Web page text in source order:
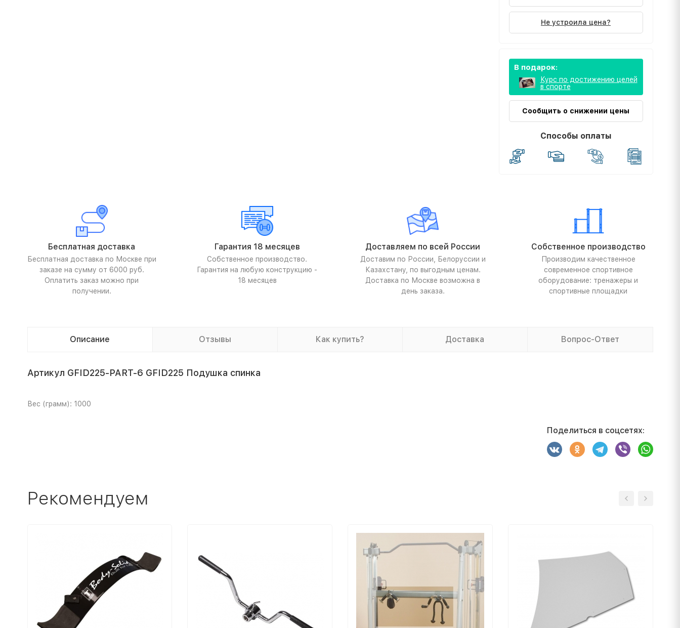
Не устроила цена?
В подарок:
Курс по достижению целей
в спорте
Сообщить о снижении цены
Способы оплаты
Бесплатная доставка
Бесплатная доставка по Москве при
заказе на сумму от 6000 руб.
Оплатить заказ можно при
получении.
Гарантия 18 месяцев
Собственное производство.
Гарантия на любую конструкцию -
18 месяцев
Доставляем по всей России
Доставим по России, Белоруссии и
Казахстану, по выгодным ценам.
Доставка по Москве возможна в
день заказа.
Собственное производство
Производим качественное
современное спортивное
оборудование: тренажеры и
спортивные площадки
Описание Отзывы Как купить? Доставка Вопрос-Ответ
Артикул GFID225-PART-6 GFID225 Подушка спинка
Вес (грамм): 1000
Поделиться в соцсетях:
Рекомендуем